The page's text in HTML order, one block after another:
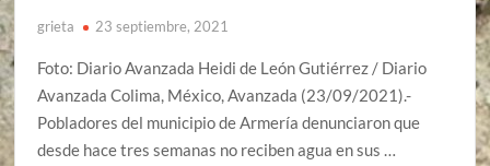
grieta 23 septiembre, 2021
Foto: Diario Avanzada Heidi de León Gutiérrez / Diario
Avanzada Colima, México, Avanzada (23/09/2021).-
Pobladores del municipio de Armería denunciaron que
desde hace tres semanas no reciben agua en sus …